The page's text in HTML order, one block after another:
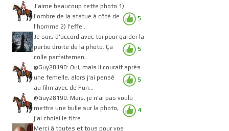
5
J'aime beaucoup cette photo 1)
l'ombre de la statue à côté de
l'homme 2) l'effe...
5
Je suis d'accord avec toi pour garder la
partie droite de la photo. Ça
colle parfaitemen...
5
@Guy28190: Oui, mais il courait après
une femelle, alors j'ai pensé
au film avec de Fun...
4
@Guy28190: Mais, je n'ai pas voulu
mettre une bulle sur la photo,
j'ai choisi le titre.
Merci à toutes et tous pour vos